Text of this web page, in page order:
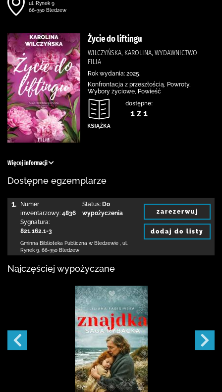
ul. Rynek 9
66-350 Bledzew
Życie do liftingu
WILCZYŃSKA, KAROLINA, WYDAWNICTWO
FILIA
Rok wydania: 2025.
Konfrontacja z przeszłością, Powroty,
Wybory życiowe, Powieść
dostępne:
1 z 1
Więcej informacji
Dostępne egzemplarze
1.
Numer
inwentarzowy: 4836
Sygnatura:
821.162.1-3
Status: Do
wypożyczenia
Gminna Biblioteka Publiczna w Bledzewie
ul.
Rynek 9 66-350 Bledzew
zarezerwuj
dodaj do listy
Najczęściej wypożyczane